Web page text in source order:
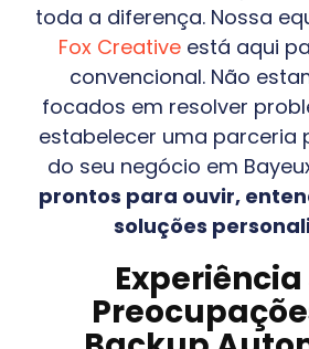
toda a diferença. Nossa
Fox Creativeestá aqui
convencional. Não
focados em resolver
estabelecer uma parceria
do seu negócio em
prontos para ouvir,
soluções